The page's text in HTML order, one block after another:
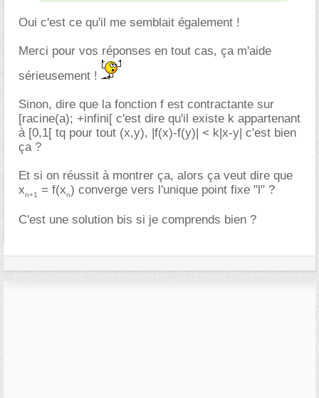
Oui c'est ce qu'il me semblait également !
Merci pour vos réponses en tout cas, ça m'aide
sérieusement !
Sinon, dire que la fonction f est contractante sur
[racine(a); +infini[ c'est dire qu'il existe k appartenant
à [0,1[ tq pour tout (x,y), |f(x)-f(y)| < k|x-y| c'est bien
ça ?
Et si on réussit à montrer ça, alors ça veut dire que
xn+1 = f(xn) converge vers l'unique point fixe "l" ?
C'est une solution bis si je comprends bien ?